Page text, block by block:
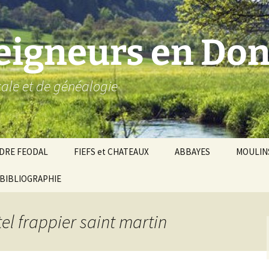
en
et de généalogie
FEODAL
de Donzy
duché de Nevers
FIEFS et CHATEAUX ABBAYES
BIBLIOGRAPHIE
frappier saint martin